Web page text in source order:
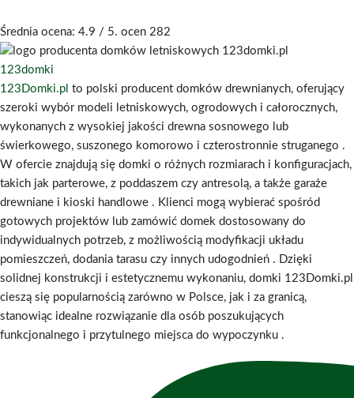
Średnia ocena: 4.9 / 5. ocen 282
123domki
123Domki.pl to polski producent domków drewnianych, oferujący
szeroki wybór modeli letniskowych, ogrodowych i całorocznych,
wykonanych z wysokiej jakości drewna sosnowego lub
świerkowego, suszonego komorowo i czterostronnie struganego .
W ofercie znajdują się domki o różnych rozmiarach i konfiguracjach,
takich jak parterowe, z poddaszem czy antresolą, a także garaże
drewniane i kioski handlowe . Klienci mogą wybierać spośród
gotowych projektów lub zamówić domek dostosowany do
indywidualnych potrzeb, z możliwością modyfikacji układu
pomieszczeń, dodania tarasu czy innych udogodnień .
Dzięki
solidnej konstrukcji i estetycznemu wykonaniu, domki 123Domki.pl
cieszą się popularnością zarówno w Polsce, jak i za granicą,
stanowiąc idealne rozwiązanie dla osób poszukujących
funkcjonalnego i przytulnego miejsca do wypoczynku .